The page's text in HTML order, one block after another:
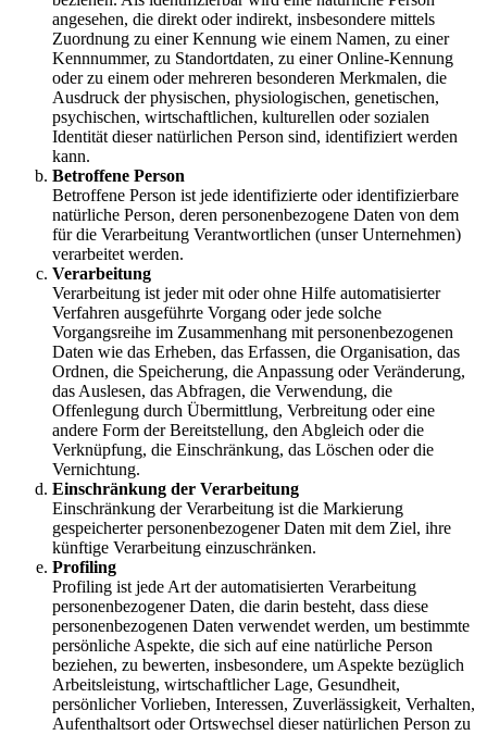
angesehen, die direkt oder indirekt, insbesondere mittels
Zuordnung zu einer Kennung wie einem Namen, zu einer
Kennnummer, zu Standortdaten, zu einer Online-Kennung
oder zu einem oder mehreren besonderen Merkmalen, die
Ausdruck der physischen, physiologischen, genetischen,
psychischen, wirtschaftlichen, kulturellen oder sozialen
Identität dieser natürlichen Person sind, identifiziert werden
kann.
Betroffene Person
Betroffene Person ist jede identifizierte oder identifizierbare
natürliche Person, deren personenbezogene Daten von dem
für die Verarbeitung Verantwortlichen (unser Unternehmen)
verarbeitet werden.
Verarbeitung
Verarbeitung ist jeder mit oder ohne Hilfe automatisierter
Verfahren ausgeführte Vorgang oder jede solche
Vorgangsreihe im Zusammenhang mit personenbezogenen
Daten wie das Erheben, das Erfassen, die Organisation, das
Ordnen, die Speicherung, die Anpassung oder Veränderung,
das Auslesen, das Abfragen, die Verwendung, die
Offenlegung durch Übermittlung, Verbreitung oder eine
andere Form der Bereitstellung, den Abgleich oder die
Verknüpfung, die Einschränkung, das Löschen oder die
Vernichtung.
Einschränkung der Verarbeitung
Einschränkung der Verarbeitung ist die Markierung
gespeicherter personenbezogener Daten mit dem Ziel, ihre
künftige Verarbeitung einzuschränken.
Profiling
Profiling ist jede Art der automatisierten Verarbeitung
personenbezogener Daten, die darin besteht, dass diese
personenbezogenen Daten verwendet werden, um bestimmte
persönliche Aspekte, die sich auf eine natürliche Person
beziehen, zu bewerten, insbesondere, um Aspekte bezüglich
Arbeitsleistung, wirtschaftlicher Lage, Gesundheit,
persönlicher Vorlieben, Interessen, Zuverlässigkeit, Verhalten,
Aufenthaltsort oder Ortswechsel dieser natürlichen Person zu